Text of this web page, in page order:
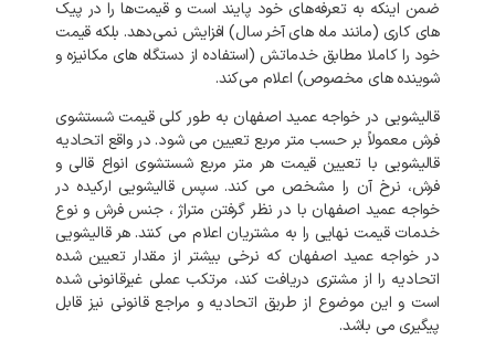
ضمن اینکه به تعرفه‌های خود پایند است و قیمت‌ها را در پیک‌
های کاری (مانند ماه‌ های آخر سال) افزایش نمی‌دهد. بلکه قیمت
خود را کاملا مطابق خدماتش (استفاده از دستگاه های مکانیزه و
شوینده‌ های مخصوص) اعلام می‌کند.
قالیشویی در خواجه عمید اصفهان به طور کلی قیمت شستشوی
فرش معمولاً بر حسب متر مربع تعیین می شود. در واقع اتحادیه
قالیشویی با تعیین قیمت هر متر مربع شستشوی انواع قالی و
فرش، نرخ آن را مشخص می کند.سپس قالیشویی ارکیده در
خواجه عمید اصفهان با در نظر گرفتن متراژ ، جنس فرش و نوع
خدمات قیمت نهایی را به مشتریان اعلام می کنند.هر قالیشویی
در خواجه عمید اصفهان که نرخی بیشتر از مقدار تعیین شده
اتحادیه را از مشتری دریافت کند، مرتکب عملی غیرقانونی شده
است و این موضوع از طریق اتحادیه و مراجع قانونی نیز قابل
پیگیری می باشد.